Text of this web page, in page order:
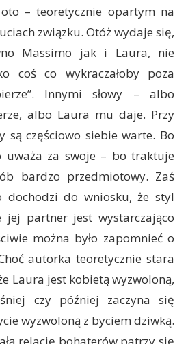
– teoretycznie opartym na
związku. Otóż wydaje się,
Massimo jak i Laura, nie
coś co wykraczałoby poza
Innymi słowy – albo
albo Laura mu daje. Przy
są częściowo siebie warte. Bo
uważa za swoje – bo traktuje
bardzo przedmiotowy. Zaś
dochodzi do wniosku, że styl
partner jest wystarczająco
można było zapomnieć o
autorka teoretycznie stara
Laura jest kobietą wyzwoloną,
czy później zaczyna się
wyzwoloną z byciem dziwką.